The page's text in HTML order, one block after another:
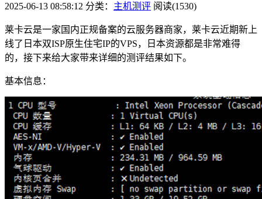
2025-06-13 08:58:12 分类： 主机测评 阅读(1530)
莱卡云是一家国内正规备案的云服务器商家，莱卡云近期新上
线了日本双ISP原生住宅IP的VPS，日本资源都是非常难得
的，接下来给大家带来详细的测评结果如下。
基本信息：